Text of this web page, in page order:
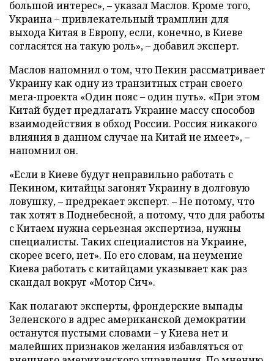
большой интерес», – указал Маслов. Кроме того,
Украина – привлекательный трамплин для
выхода Китая в Европу, если, конечно, в Киеве
согласятся на такую роль», – добавил эксперт.
Маслов напомнил о том, что Пекин рассматривает
Украину как одну из транзитных стран своего
мега-проекта «Один пояс – один путь». «При этом
Китай будет предлагать Украине массу способов
взаимодействия в обход России. Россия никакого
влияния в данном случае на Китай не имеет», –
напомнил он.
«Если в Киеве будут неправильно работать с
Пекином, китайцы загонят Украину в долговую
ловушку, – предрекает эксперт. – Не потому, что
так хотят в Поднебесной, а потому, что для работы
с Китаем нужна серьезная экспертиза, нужны
специалисты. Таких специалистов на Украине,
скорее всего, нет». По его словам, на неумение
Киева работать с китайцами указывает как раз
скандал вокруг «Мотор Сич».
Как полагают эксперты, фрондерские выпады
Зеленского в адрес американской демократии
останутся пустыми словами – у Киева нет и
малейших признаков желания избавляться от